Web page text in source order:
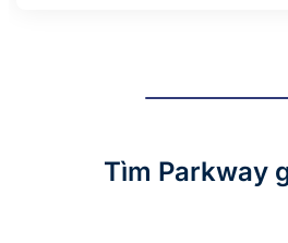
Tìm Parkway